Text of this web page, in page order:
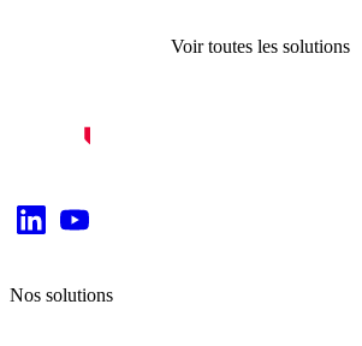
Voir toutes les solutions
Nos solutions